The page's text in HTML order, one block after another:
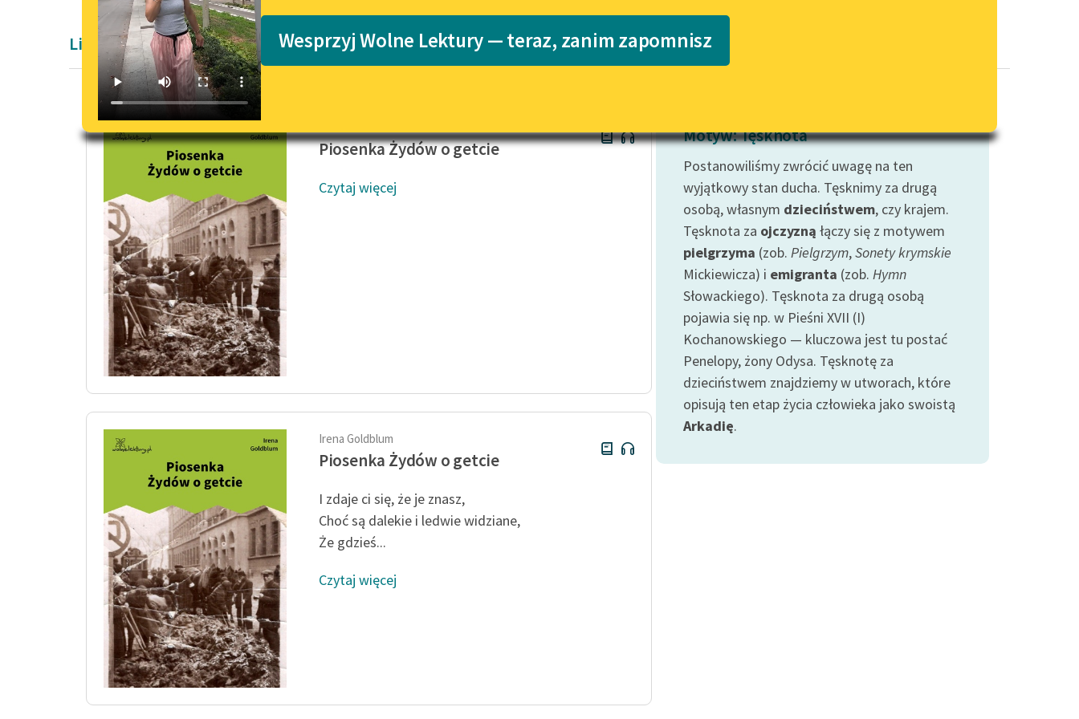
niepełnosprawnościami
E-kolekcja lektur szkolnych i
Katalog
Katalog w formacie PDF
wrażliwych
Deklaracja dostępności
Wesprzyj Wolne Lektury — teraz, zanim zapomnisz
Liryka Ireny Goldblum
Piosenka Żydów o getcie
Czytaj więcej
Irena Goldblum
Piosenka Żydów o getcie
I zdaje ci się, że je znasz,
Choć są dalekie i ledwie widziane,
Że gdzieś...
Czytaj więcej
Motyw: Tęsknota
Postanowiliśmy zwrócić uwagę na ten
wyjątkowy stan ducha. Tęsknimy za drugą
osobą, własnym dzieciństwem, czy krajem.
Tęsknota za ojczyzną łączy się z motywem
pielgrzyma (zob. Pielgrzym,Sonety krymskie
Mickiewicza) i emigranta (zob. Hymn
Słowackiego). Tęsknota za drugą osobą
pojawia się np. w Pieśni XVII (I)
Kochanowskiego — kluczowa jest tu postać
Penelopy, żony Odysa. Tęsknotę za
dzieciństwem znajdziemy w utworach, które
opisują ten etap życia człowieka jako swoistą
Arkadię.